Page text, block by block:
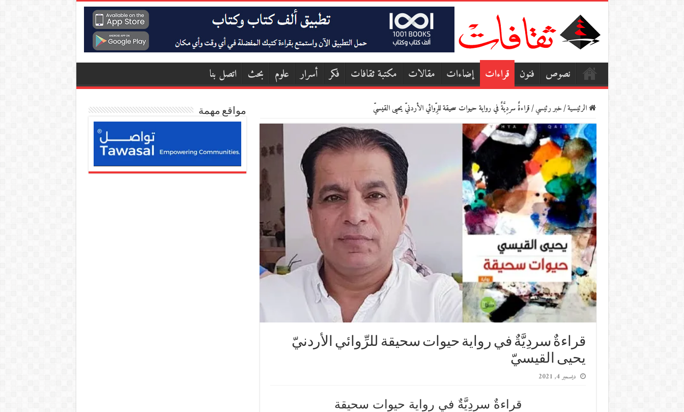
نصوص فنون قراءات إضاءات مقالات مكتبة ثقافات فكر أسرار علوم بحث اتصل بنا
الرئيسية/خبر رئيسي/قراءةٌ سردِيَّةٌ في رواية حيوات سحيقة للرِّوائي الأردنيّ يحيى القيسيّ
قراءةٌ سردِيَّةٌ في رواية حيوات سحيقة للرِّوائي الأردنيّ
يحيى القيسيّ
ديسمبر 4, 2021
قراءةٌ سردِيَّةٌ في رواية حيوات سحيقة
مواقع مهمة